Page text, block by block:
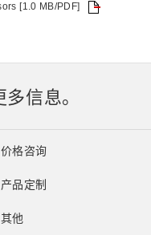
[1.0 MB/PDF]
信息。
价格咨询
产品定制
其他